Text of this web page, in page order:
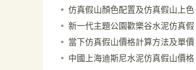
石的造景蛻變過程
仿真假山顏色配置及仿真假山上色
方法－北京廠家
新一代主題公園歡樂谷水泥仿真假
山價格多少錢一平米
當下仿真假山價格計算方法及單價
多少錢一平米
中國上海迪斯尼水泥仿真假山價格